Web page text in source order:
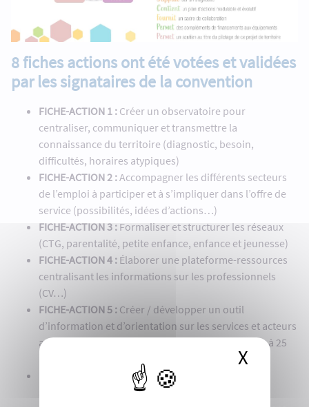
X
8 fiches actions ont été votées et validées
par les signataires de la convention
FICHE-ACTION 1 : Créer un observatoire pour
centraliser, communiquer et transmettre la
connaissance du territoire (diagnostic, besoin,
difficultés, horaires atypiques)
FICHE-ACTION 2 :Accompagner les différents secteurs
de l’emploi à participer et à s’impliquer dans l’offre de
service (possibilités, idées d’actions…)
FICHE-ACTION 3 : Formaliser et structurer les réseaux
(CTG, parentalité, petite enfance, enfance et jeunesse)
FICHE-ACTION 4 : Élaborer une plateforme-ressources
centralisant les informations sur les professionnels
(CV…)
FICHE-ACTION 5 : Créer / développer un outil
d’information et d’orientation sur les services et acteurs
accompagnant les familles ayant des enfants de 0 à 25
Créer un espace-ressources de